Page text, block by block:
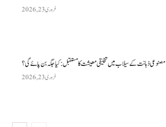
فروری 23, 2026
مصنوعی ذہانت کے سیلاب میں تخلیقی معیشت کا مستقبل: کیا جگہ بن پائے گی؟
فروری 23, 2026